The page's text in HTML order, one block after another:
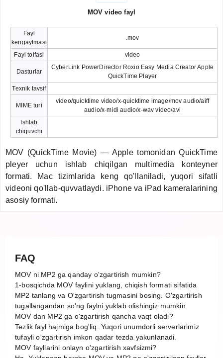
MOV video fayl
Fayl
kengaytmasi
.mov
Fayl toifasi video
Dasturlar
CyberLink PowerDirector Roxio Easy Media Creator Apple
QuickTime Player
Texnik tavsif
MIME turi
video/quicktime video/x-quicktime image/mov audio/aiff
audio/x-midi audio/x-wav video/avi
Ishlab
chiquvchi
MOV (QuickTime Movie) — Apple tomonidan QuickTime
pleyer uchun ishlab chiqilgan multimedia konteyner
formati. Mac tizimlarida keng qo'llaniladi, yuqori sifatli
videoni qo'llab-quvvatlaydi. iPhone va iPad kameralarining
asosiy formati.
FAQ
MOV ni MP2 ga qanday o'zgartirish mumkin?
1-bosqichda MOV faylini yuklang, chiqish formati sifatida
MP2 tanlang va O'zgartirish tugmasini bosing. O'zgartirish
tugallangandan so'ng faylni yuklab olishingiz mumkin.
MOV dan MP2 ga o'zgartirish qancha vaqt oladi?
Tezlik fayl hajmiga bog'liq. Yuqori unumdorli serverlarimiz
tufayli o'zgartirish imkon qadar tezda yakunlanadi.
MOV fayllarini onlayn o'zgartirish xavfsizmi?